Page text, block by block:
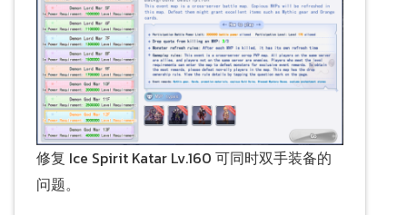
修复 Ice Spirit Katar Lv.160 可同时双手装备的
问题。